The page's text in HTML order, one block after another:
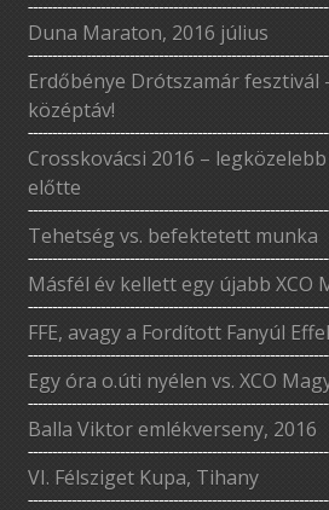
Duna Maraton, 2016 július
Erdőbénye Drótszamár fesztivál
középtáv!
Crosskovácsi 2016 –
előtte
Tehetség vs. befektetett munka
Másfél év kellett egy újabb XCO
FFE, avagy a Fordított Fanyúl
Egy óra o.úti nyélen vs. XCO
Balla Viktor emlékverseny, 2016
VI. Félsziget Kupa, Tihany